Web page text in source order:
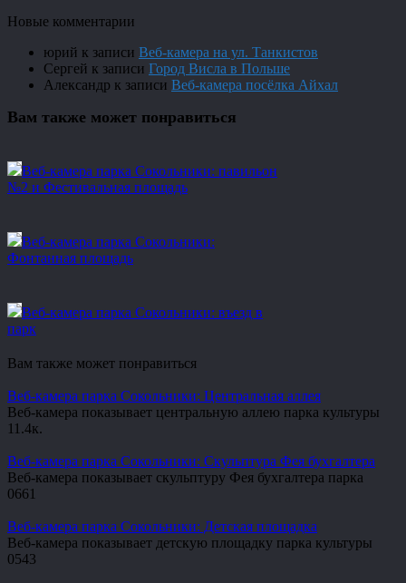
Новые комментарии
юрий к записи Веб-камера на ул. Танкистов
Сергей к записи Город Висла в Польше
Александр к записи Веб-камера посёлка Айхал
Вам также может понравиться
Веб-камера парка Сокольники: павильон
№2 и Фестивальная площадь
Веб-камера парка Сокольники:
Фонтанная площадь
Веб-камера парка Сокольники: въезд в
парк
Вам также может понравиться
Веб-камера парка Сокольники: Центральная аллея
Веб-камера показывает центральную аллею парка культуры
1 1.4к.
Веб-камера парка Сокольники: Скульптура Фея бухгалтера
Веб-камера показывает скульптуру Фея бухгалтера парка
0661
Веб-камера парка Сокольники: Детская площадка
Веб-камера показывает детскую площадку парка культуры
0543